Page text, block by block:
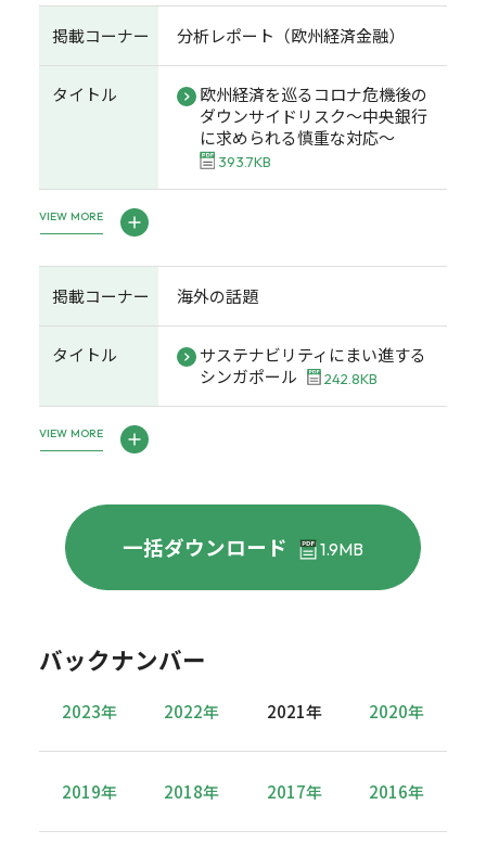
掲載コーナー 分析レポート（欧州経済金融）
タイトル
欧州経済を巡るコロナ危機後の
ダウンサイドリスク～中央銀行
に求められる慎重な対応～
393.7KB
VIEW MORE
掲載コーナー 海外の話題
タイトル
サステナビリティにまい進する
シンガポール
242.8KB
VIEW MORE
一括ダウンロード 1.9MB
バックナンバー
2023年 2022年 2021年 2020年
2019年 2018年 2017年 2016年